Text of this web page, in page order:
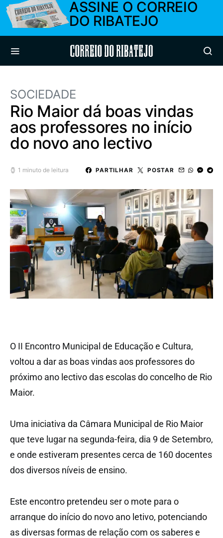
ASSINE O CORREIO
DO RIBATEJO
Correio do Ribatejo
SOCIEDADE
Rio Maior dá boas vindas
aos professores no início
do novo ano lectivo
1 minuto de leitura PARTILHAR POSTAR
O II Encontro Municipal de Educação e Cultura,
voltou a dar as boas vindas aos professores do
próximo ano lectivo das escolas do concelho de Rio
Maior.
Uma iniciativa da Câmara Municipal de Rio Maior
que teve lugar na segunda-feira, dia 9 de Setembro,
e onde estiveram presentes cerca de 160 docentes
dos diversos níveis de ensino.
Este encontro pretendeu ser o mote para o
arranque do início do novo ano letivo, potenciando
as diversas formas de relação com os saberes e